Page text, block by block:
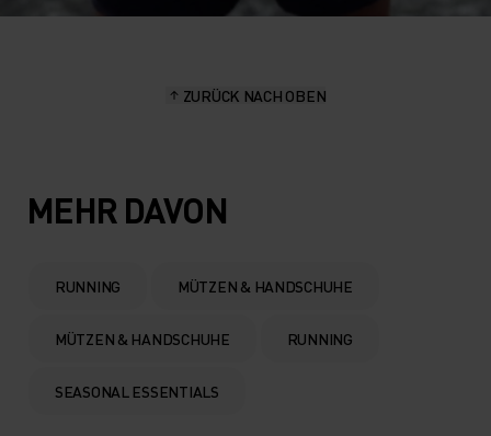
ZURÜCK NACH OBEN
MEHR DAVON
RUNNING MÜTZEN & HANDSCHUHE
MÜTZEN & HANDSCHUHE RUNNING
SEASONAL ESSENTIALS